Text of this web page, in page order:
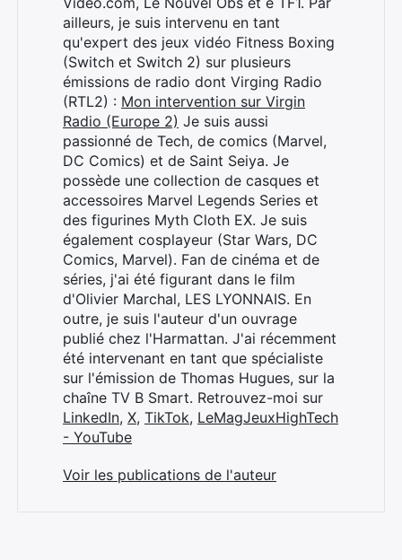
ailleurs, je suis intervenu en tant
qu'expert des jeux vidéo Fitness Boxing
(Switch et Switch 2) sur plusieurs
émissions de radio dont Virging Radio
(RTL2) : Mon intervention sur Virgin
Radio (Europe 2) Je suis aussi
passionné de Tech, de comics (Marvel,
DC Comics) et de Saint Seiya. Je
possède une collection de casques et
accessoires Marvel Legends Series et
des figurines Myth Cloth EX. Je suis
également cosplayeur (Star Wars, DC
Comics, Marvel). Fan de cinéma et de
séries, j'ai été figurant dans le film
d'Olivier Marchal, LES LYONNAIS. En
outre, je suis l'auteur d'un ouvrage
publié chez l'Harmattan. J'ai récemment
été intervenant en tant que spécialiste
sur l'émission de Thomas Hugues, sur la
chaîne TV B Smart. Retrouvez-moi sur
LinkedIn, X, TikTok, LeMagJeuxHighTech
- YouTube
Voir les publications de l'auteur